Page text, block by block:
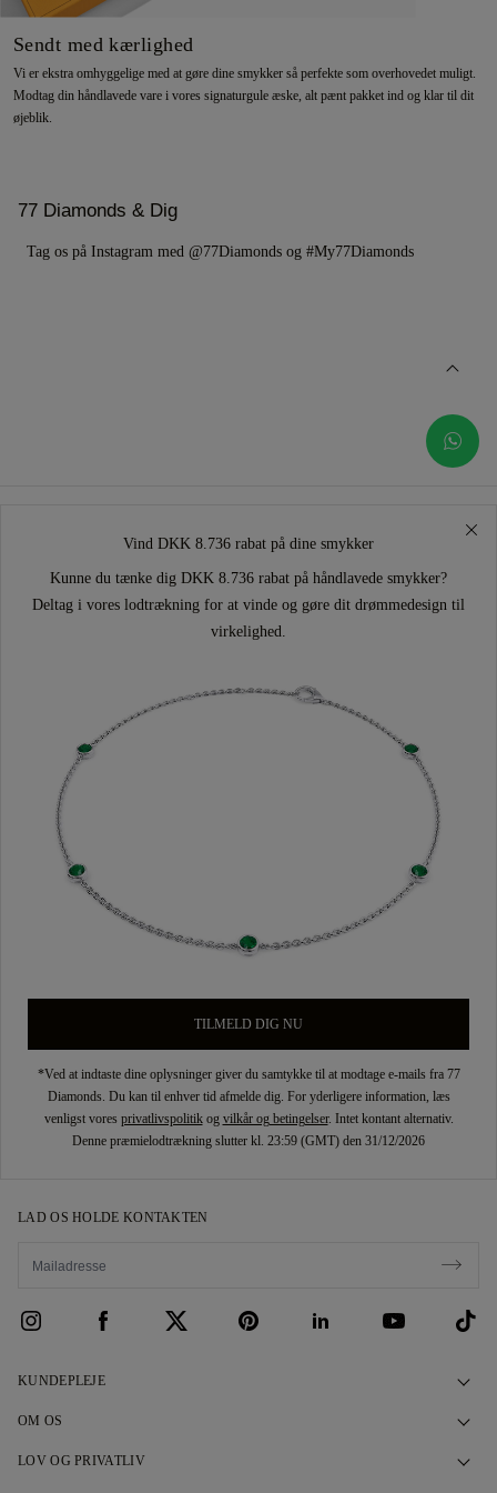
Sendt med kærlighed
Vi er ekstra omhyggelige med at gøre dine smykker så perfekte som overhovedet muligt.
Modtag din håndlavede vare i vores signaturgule æske, alt pænt pakket ind og klar til dit
øjeblik.
77 Diamonds & Dig
Tag os på Instagram med @77Diamonds og #My77Diamonds
Vind DKK 8.736 rabat på dine smykker
Kunne du tænke dig DKK 8.736 rabat på håndlavede smykker?
Deltag i vores lodtrækning for at vinde og gøre dit drømmedesign til
virkelighed.
TILMELD DIG NU
*Ved at indtaste dine oplysninger giver du samtykke til at modtage e-mails fra 77
Diamonds. Du kan til enhver tid afmelde dig. For yderligere information, læs
venligst vores privatlivspolitikog vilkår og betingelser. Intet kontant alternativ.
Denne præmielodtrækning slutter kl. 23:59 (GMT) den 31/12/2026
LAD OS HOLDE KONTAKTEN
KUNDEPLEJE
Kontakt os
OM OS
Vores Historie
LOV OG PRIVATLIV